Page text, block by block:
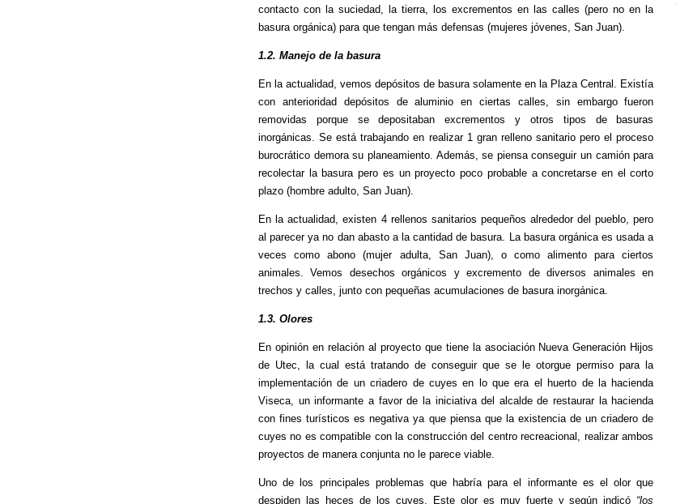
contacto con la suciedad, la tierra, los excrementos en las calles (pero no en la
basura orgánica) para que tengan más defensas (mujeres jóvenes, San Juan).
1.2. Manejo de la basura
En la actualidad, vemos depósitos de basura solamente en la Plaza Central. Existía
con anterioridad depósitos de aluminio en ciertas calles, sin embargo fueron
removidas porque se depositaban excrementos y otros tipos de basuras
inorgánicas. Se está trabajando en realizar 1 gran relleno sanitario pero el proceso
burocrático demora su planeamiento. Además, se piensa conseguir un camión para
recolectar la basura pero es un proyecto poco probable a concretarse en el corto
plazo (hombre adulto, San Juan).
En la actualidad, existen 4 rellenos sanitarios pequeños alrededor del pueblo, pero
al parecer ya no dan abasto a la cantidad de basura. La basura orgánica es usada a
veces como abono (mujer adulta, San Juan), o como alimento para ciertos
animales. Vemos desechos orgánicos y excremento de diversos animales en
trechos y calles, junto con pequeñas acumulaciones de basura inorgánica.
1.3. Olores
En opinión en relación al proyecto que tiene la asociación Nueva Generación Hijos
de Utec, la cual está tratando de conseguir que se le otorgue permiso para la
implementación de un criadero de cuyes en lo que era el huerto de la hacienda
Viseca, un informante a favor de la iniciativa del alcalde de restaurar la hacienda
con fines turísticos es negativa ya que piensa que la existencia de un criadero de
cuyes no es compatible con la construcción del centro recreacional, realizar ambos
proyectos de manera conjunta no le parece viable.
Uno de los principales problemas que habría para el informante es el olor que
despiden las heces de los cuyes. Este olor es muy fuerte y según indicó “los